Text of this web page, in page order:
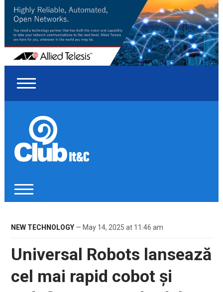
NEW TECHNOLOGY— May 14, 2025 at 11:46 am
Universal Robots lansează
cel mai rapid cobot și